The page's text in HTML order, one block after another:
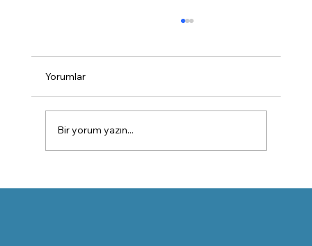
Yorumlar
Bir yorum yazın...